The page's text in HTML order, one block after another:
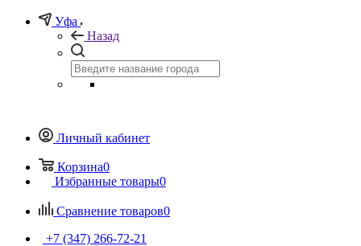
Уфа
Назад
Личный кабинет
Корзина0
Избранные товары0
Сравнение товаров0
+7 (347) 266-72-21